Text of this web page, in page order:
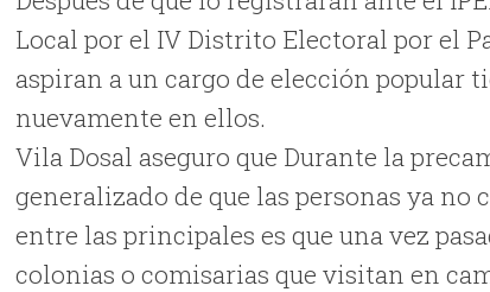
Local por el IV Distrito Electoral por el
aspiran a un cargo de elección popular
nuevamente en ellos.
Vila Dosal aseguro que Durante la
generalizado de que las personas ya
entre las principales es que una vez
colonias o comisarias que visitan en